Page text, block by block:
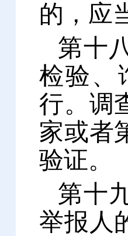
的，应
第十
检验、
行。调
家或者
验证。
第十
举报人